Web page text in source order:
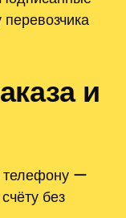
перевозчика
и
телефону ー
без